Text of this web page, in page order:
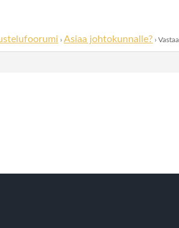
› Asiaa johtokunnalle? ›